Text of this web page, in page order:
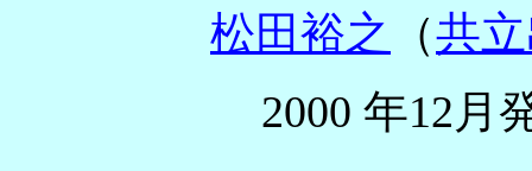
松田裕之 （共
2000 年12 月